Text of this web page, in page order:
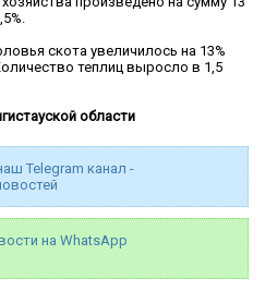
скота увеличилось на 13%
теплиц выросло в 1,5
области
Telegram канал -
на WhatsApp